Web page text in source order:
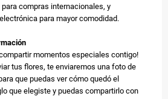
para compras internacionales, y
para mayor comodidad.
momentos especiales contigo!
tus flores, te enviaremos una foto de
que puedas ver cómo quedó el
que elegiste y puedas compartirlo con